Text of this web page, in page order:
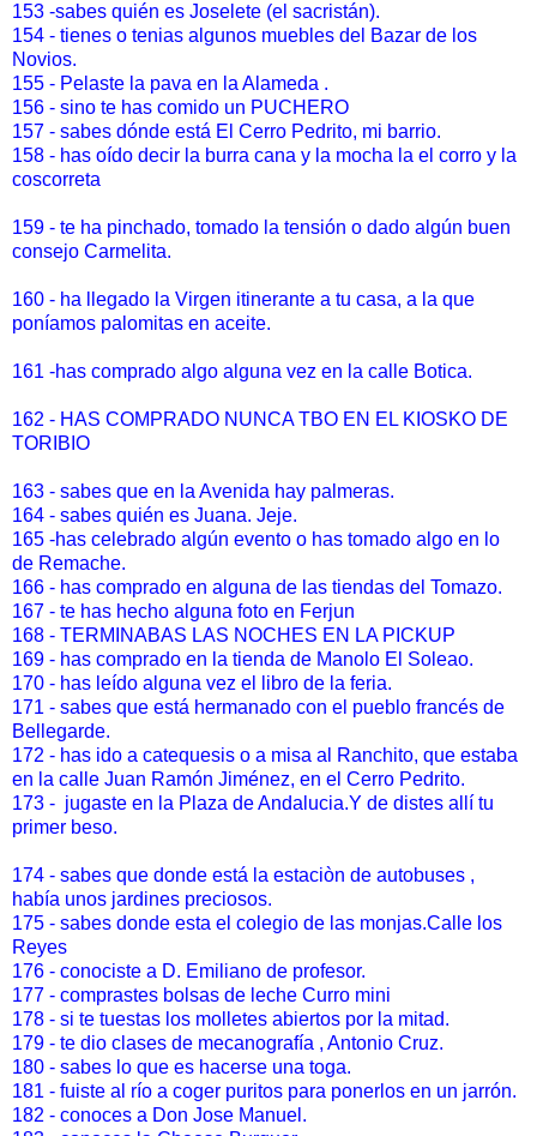
153 -sabes quién es Joselete (el sacristán).
154 - tienes o tenias algunos muebles del Bazar de los
Novios.
155 - Pelaste la pava en la Alameda .
156 - sino te has comido un PUCHERO
157 - sabes dónde está El Cerro Pedrito, mi barrio.
158 - has oído decir la burra cana y la mocha la el corro y la
coscorreta
159 - te ha pinchado, tomado la tensión o dado algún buen
consejo Carmelita.
160 - ha llegado la Virgen itinerante a tu casa, a la que
poníamos palomitas en aceite.
161 -has comprado algo alguna vez en la calle Botica.
162 - HAS COMPRADO NUNCA TBO EN EL KIOSKO DE
TORIBIO
163 - sabes que en la Avenida hay palmeras.
164 - sabes quién es Juana. Jeje.
165 -has celebrado algún evento o has tomado algo en lo
de Remache.
166 - has comprado en alguna de las tiendas del Tomazo.
167 - te has hecho alguna foto en Ferjun
168 - TERMINABAS LAS NOCHES EN LA PICKUP
169 - has comprado en la tienda de Manolo El Soleao.
170 - has leído alguna vez el libro de la feria.
171 - sabes que está hermanado con el pueblo francés de
Bellegarde.
172 - has ido a catequesis o a misa al Ranchito, que estaba
en la calle Juan Ramón Jiménez, en el Cerro Pedrito.
173 - jugaste en la Plaza de Andalucia.Y de distes allí tu
primer beso.
174 - sabes que donde está la estaciòn de autobuses ,
había unos jardines preciosos.
175 - sabes donde esta el colegio de las monjas.Calle los
Reyes
176 - conociste a D. Emiliano de profesor.
177 - comprastes bolsas de leche Curro mini
178 - si te tuestas los molletes abiertos por la mitad.
179 - te dio clases de mecanografía , Antonio Cruz.
180 - sabes lo que es hacerse una toga.
181 - fuiste al río a coger puritos para ponerlos en un jarrón.
182 - conoces a Don Jose Manuel.